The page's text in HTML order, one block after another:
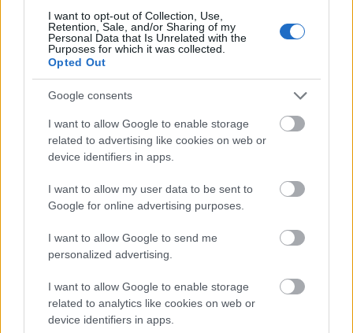
I want to opt-out of Collection, Use,
Retention, Sale, and/or Sharing of my
Personal Data that Is Unrelated with the
Purposes for which it was collected.
Opted Out
Google consents
I want to allow Google to enable storage
related to advertising like cookies on web or
device identifiers in apps.
I want to allow my user data to be sent to
Google for online advertising purposes.
I want to allow Google to send me
personalized advertising.
I want to allow Google to enable storage
related to analytics like cookies on web or
device identifiers in apps.
Πανιώνιος 1-1
Λιετκαμπέλις 1-1
Τρέντο 1-1
Τουρκ Τέλεκομ 0-2
@Photo credits:eurokinissi
Διάβασε όλα τατελευταία νέα
επικαιρότητας. Μάθε για όλους τους
live αγώνες σήμερα
και δες τιςαθλητικές μεταδόσειςτης ημέρας και της
εβδομάδας μέσα από το υπερπλήρες Πρόγραμμα TV του